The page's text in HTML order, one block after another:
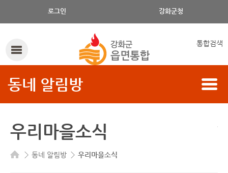
로그인 강화군청
통합검색
동네 알림방
우리마을소식
동네 알림방 우리마을소식